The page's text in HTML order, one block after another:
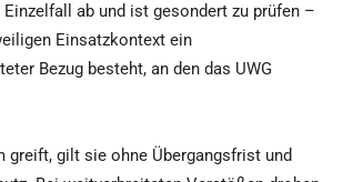
ab und ist gesondert zu prüfen –
Einsatzkontext ein
Bezug besteht, an den das UWG
greift, gilt sie ohne Übergangsfrist und